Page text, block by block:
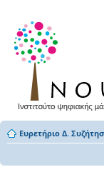
Ευρετήριο Δ.